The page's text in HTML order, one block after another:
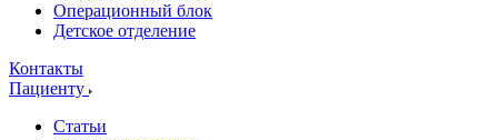
Операционный блок
Детское отделение
Контакты
Пациенту
Статьи